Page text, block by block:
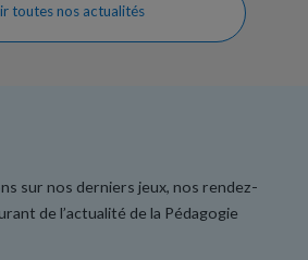
toutes nos actualités
sur nos derniers jeux, nos rendez-
de l’actualité de la Pédagogie